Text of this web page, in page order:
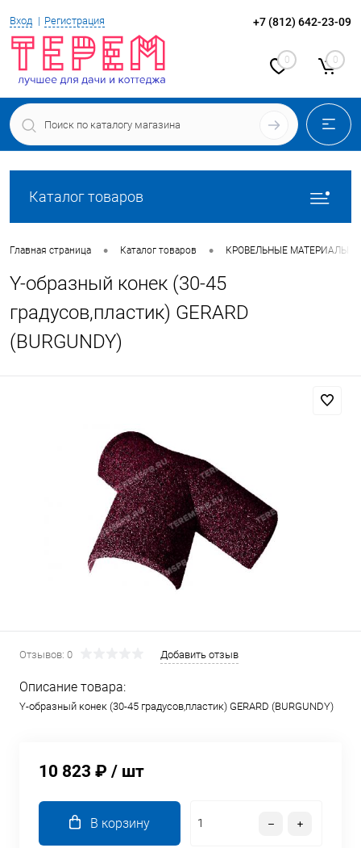
Вход Регистрация +7 (812) 642-23-09
0 0
Каталог товаров
Главная страница • Каталог товаров • КРОВЕЛЬНЫЕ МАТЕРИАЛЫ
Y-образный конек (30-45
градусов,пластик) GERARD
(BURGUNDY)
Отзывов: 0 Добавить отзыв
Описание товара:
Y-образный конек (30-45 градусов,пластик) GERARD (BURGUNDY)
10 823 ₽ / шт
В корзину